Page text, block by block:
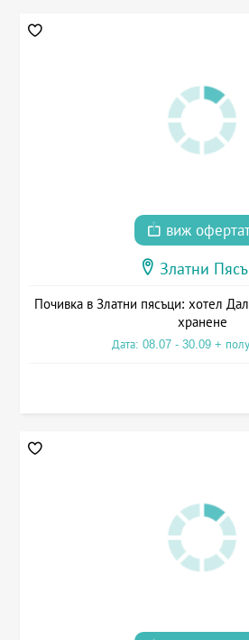
виж
Златни
Почивка в Златни пясъци: хотел
хранене
Дата: 08.07 - 30.09 +